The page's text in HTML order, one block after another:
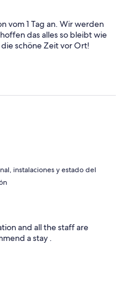
vom 1 Tag an. Wir werden
das alles so bleibt wie
schöne Zeit vor Ort!
instalaciones y estado del
and all the staff are
a stay .